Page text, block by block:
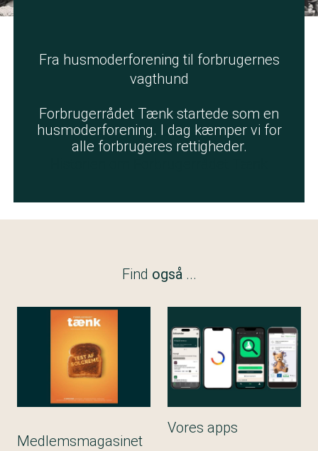
Fra husmoderforening til forbrugernes
vagthund
Forbrugerrådet Tænk startede som en
husmoderforening. I dag kæmper vi for
alle forbrugeres rettigheder.
Find også...
Medlemsmagasinet
Vores apps